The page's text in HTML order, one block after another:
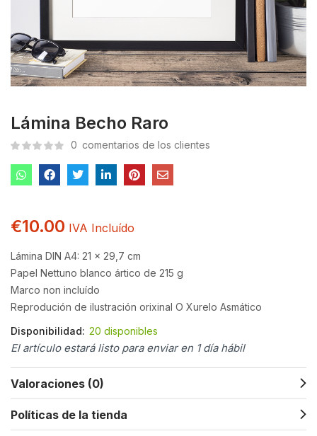
Lámina Becho Raro
0 comentarios de los clientes
€10.00 IVA Incluído
Lámina DIN A4: 21 x 29,7 cm
Papel Nettuno blanco ártico de 215 g
Marco non incluído
Reprodución de ilustración orixinal O Xurelo Asmático
Disponibilidad: 20 disponibles
El artículo estará listo para enviar en 1 día hábil
Valoraciones (0)
Políticas de la tienda